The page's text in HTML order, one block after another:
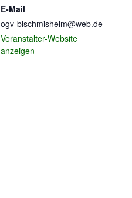
E-Mail
ogv-bischmisheim@web.de
Veranstalter-Website
anzeigen